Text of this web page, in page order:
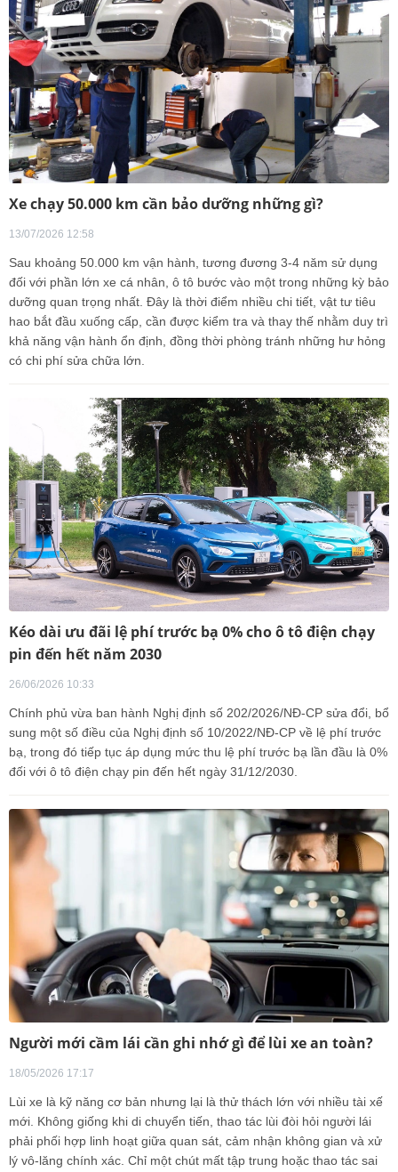
Xe chạy 50.000 km cần bảo dưỡng những gì?
13/07/2026 12:58
Sau khoảng 50.000 km vận hành, tương đương 3-4 năm sử dụng
đối với phần lớn xe cá nhân, ô tô bước vào một trong những kỳ bảo
dưỡng quan trọng nhất. Đây là thời điểm nhiều chi tiết, vật tư tiêu
hao bắt đầu xuống cấp, cần được kiểm tra và thay thế nhằm duy trì
khả năng vận hành ổn định, đồng thời phòng tránh những hư hỏng
có chi phí sửa chữa lớn.
Kéo dài ưu đãi lệ phí trước bạ 0% cho ô tô điện chạy
pin đến hết năm 2030
26/06/2026 10:33
Chính phủ vừa ban hành Nghị định số 202/2026/NĐ-CP sửa đổi, bổ
sung một số điều của Nghị định số 10/2022/NĐ-CP về lệ phí trước
bạ, trong đó tiếp tục áp dụng mức thu lệ phí trước bạ lần đầu là 0%
đối với ô tô điện chạy pin đến hết ngày 31/12/2030.
Người mới cầm lái cần ghi nhớ gì để lùi xe an toàn?
18/05/2026 17:17
Lùi xe là kỹ năng cơ bản nhưng lại là thử thách lớn với nhiều tài xế
mới. Không giống khi di chuyển tiến, thao tác lùi đòi hỏi người lái
phải phối hợp linh hoạt giữa quan sát, cảm nhận không gian và xử
lý vô-lăng chính xác. Chỉ một chút mất tập trung hoặc thao tác sai